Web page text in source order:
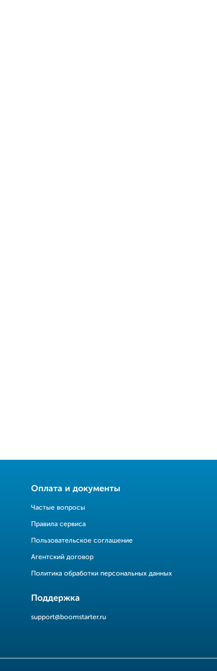
Оплата и документы
Частые вопросы
Правила сервиса
Пользовательское соглашение
Агентский договор
Политика обработки персональных данных
Поддержка
support@boomstarter.ru